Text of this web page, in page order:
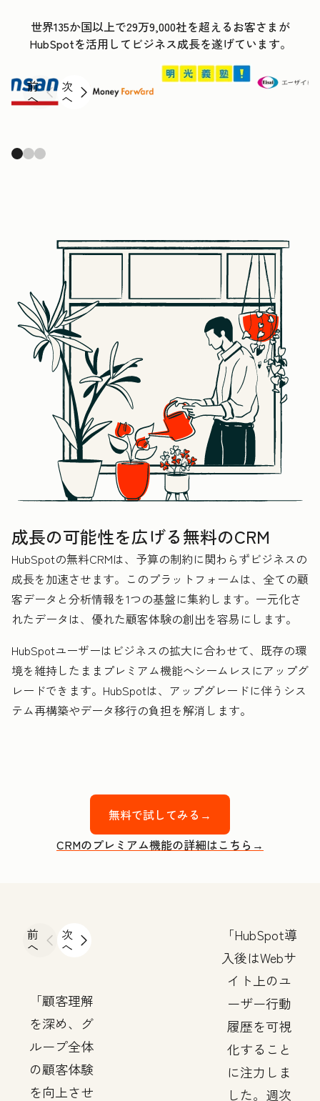
世界135か国以上で29万9,000社を超えるお客さまが
HubSpotを活用してビジネス成長を遂げています。
前
へ
次
へ
成長の可能性を広げる無料のCRM
HubSpotの無料CRMは、予算の制約に関わらずビジネスの
成長を加速させます。このプラットフォームは、全ての顧
客データと分析情報を1つの基盤に集約します。一元化さ
れたデータは、優れた顧客体験の創出を容易にします。
HubSpotユーザーはビジネスの拡大に合わせて、既存の環
境を維持したままプレミアム機能へシームレスにアップグ
レードできます。HubSpotは、アップグレードに伴うシス
テム再構築やデータ移行の負担を解消します。
無料で試してみる→
CRMのプレミアム機能の詳細はこちら→
前
へ
次
へ
顧客理解
を深め、グ
ループ全体
の顧客体験
を向上させ
HubSpot導
入後はWebサ
イト上のユ
ーザー行動
履歴を可視
化すること
に注力しま
した。週次